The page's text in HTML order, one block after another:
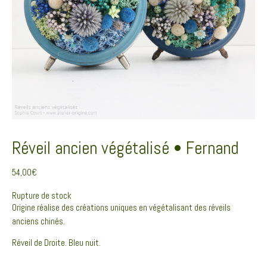
Réveil ancien végétalisé • Fernand
54,00€
Rupture de stock
Origine réalise des créations uniques en végétalisant des réveils
anciens chinés.
Réveil de Droite. Bleu nuit.